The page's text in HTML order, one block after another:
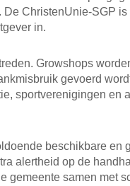
De ChristenUnie-SGP is
in.
Growshops
gevoerd
sportverenigingen en
beschikbare en
alertheid op de
gemeente samen met